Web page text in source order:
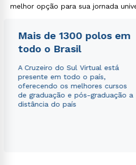
melhor opção para sua jornada
Mais de 1300 polos em
todo o Brasil
A Cruzeiro do Sul Virtual está
presente em todo o país,
oferecendo os melhores cursos
de graduação e pós-graduação a
distância do país